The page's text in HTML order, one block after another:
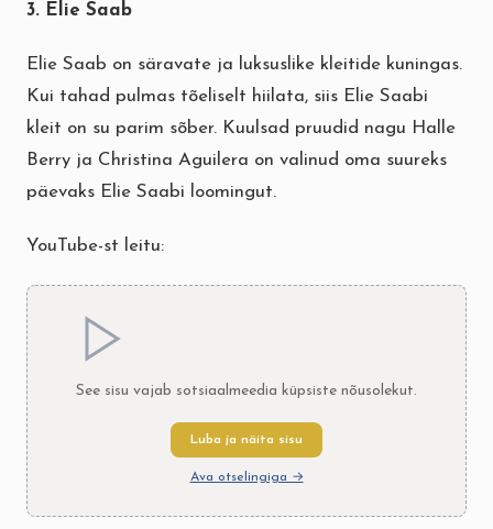
3. Elie Saab
Elie Saab on säravate ja luksuslike kleitide kuningas.
Kui tahad pulmas tõeliselt hiilata, siis Elie Saabi
kleit on su parim sõber. Kuulsad pruudid nagu Halle
Berry ja Christina Aguilera on valinud oma suureks
päevaks Elie Saabi loomingut.
YouTube-st leitu:
See sisu vajab sotsiaalmeedia küpsiste nõusolekut.
Luba ja näita sisu
Ava otselingiga →